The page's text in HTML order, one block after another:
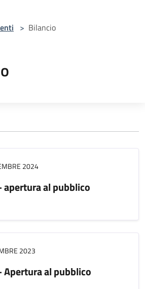
> Bilancio
2024
al pubblico
2023
al pubblico